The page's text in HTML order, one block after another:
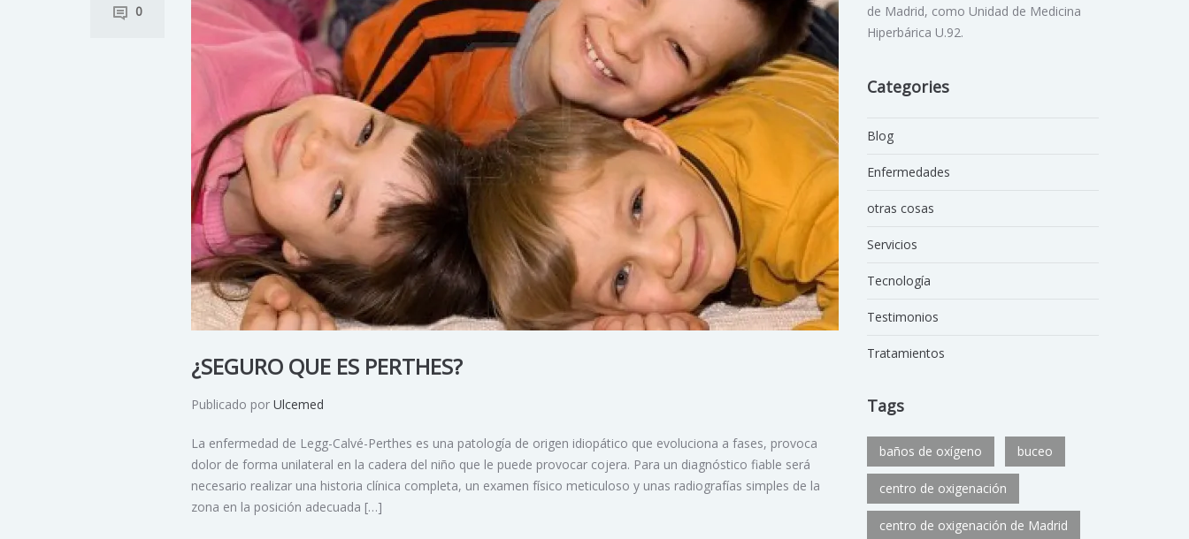
0
¿SEGURO QUE ES PERTHES?
Publicado por Ulcemed
La enfermedad de Legg-Calvé-Perthes es una patología de origen idiopático que evoluciona a fases, provoca
dolor de forma unilateral en la cadera del niño que le puede provocar cojera. Para un diagnóstico fiable será
necesario realizar una historia clínica completa, un examen físico meticuloso y unas radiografías simples de la
zona en la posición adecuada […]
de Madrid, como Unidad de Medicina
Hiperbárica U.92.
Categories
Blog
Enfermedades
otras cosas
Servicios
Tecnología
Testimonios
Tratamientos
Tags
baños de oxígeno buceo
centro de oxigenación
centro de oxigenación de Madrid